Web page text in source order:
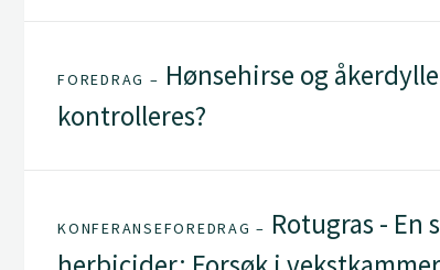
FOREDRAG – Hønsehirse og
kontrolleres?
KONFERANSEFOREDRAG – Rotugras -